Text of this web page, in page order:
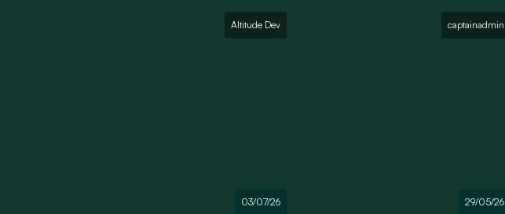
Altitude Dev
03/07/26
captainadmin
29/05/26